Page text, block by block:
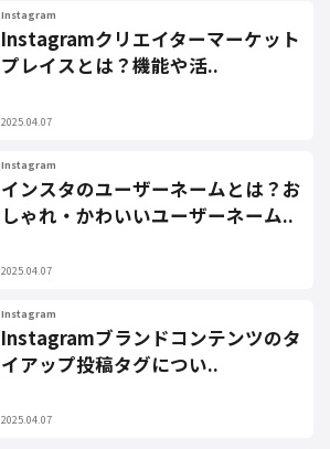
Instagram
Instagramクリエイターマーケット
プレイスとは？機能や活..
2025.04.07
Instagram
インスタのユーザーネームとは？お
しゃれ・かわいいユーザーネーム..
2025.04.07
Instagram
Instagramブランドコンテンツのタ
イアップ投稿タグについ..
2025.04.07